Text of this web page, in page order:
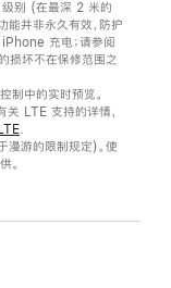
别 (在最深 2 米的
能并非永久有效，防护
充电；请参阅
损坏不在保修范围之
制中的实时预览。
关 LTE 支持的详情，
漫游的限制规定)。使
。